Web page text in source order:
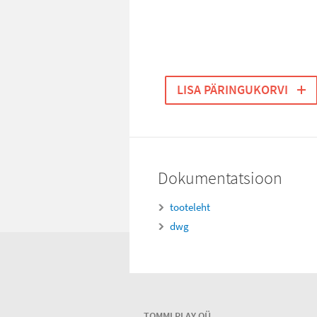
LISA PÄRINGUKORVI
Dokumentatsioon
tooteleht
dwg